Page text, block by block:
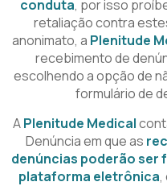
conduta, por isso
retaliação contra
anonimato, a Plenitude
recebimento de
escolhendo a opção de
formulário de
APlenitude Medical
Denúncia em que as
denúncias poderão ser
plataforma eletrônica,